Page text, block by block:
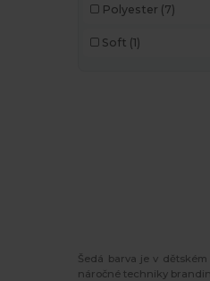
Polyester (7)
Soft (1)
Šedá barva je v
náročné techniky